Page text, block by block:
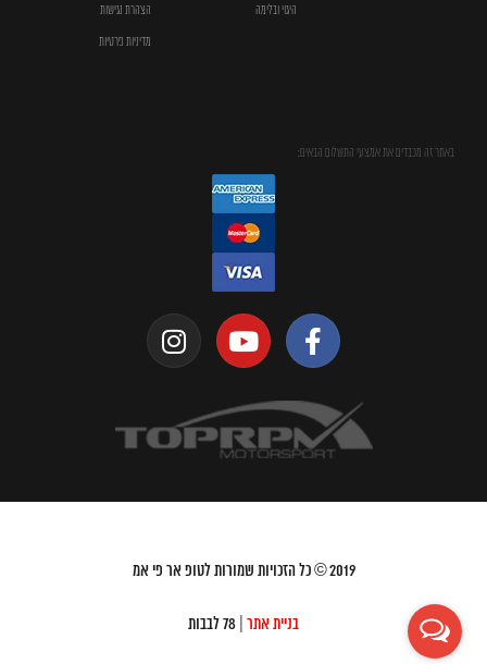
היגוי ובלימה הצהרת נגישות
מדיניות פרטיות
באתר זה מכבדים את אמצעי התשלום הבאים:
2019© כל הזכויות שמורות לטופ אר פי אמ
בניית אתר